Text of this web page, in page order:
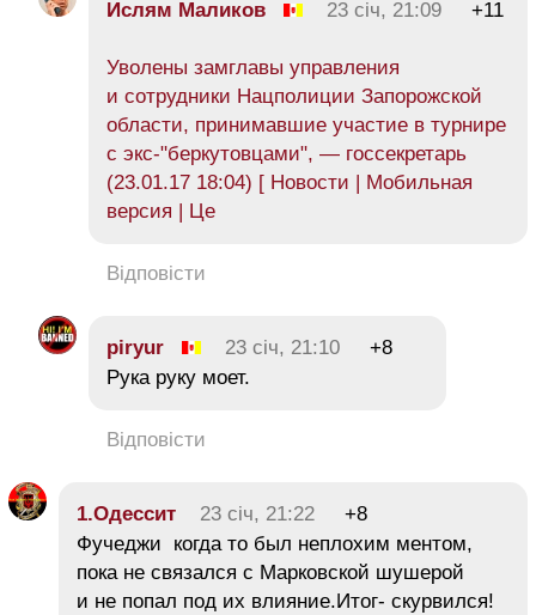
Ислям Маликов 23 січ, 21:09 +11
Уволены замглавы управления
и сотрудники Нацполиции Запорожской
области, принимавшие участие в турнире
с экс-"беркутовцами", — госсекретарь
(23.01.17 18:04) [ Новости | Мобильная
версия | Це
Відповісти
piryur 23 січ, 21:10
+8
Рука руку моет.
Відповісти
1.Одессит 23 січ, 21:22
+8
Фучеджи когда то был неплохим ментом,
пока не связался с Марковской шушерой
и не попал под их влияние.Итог- скурвился!